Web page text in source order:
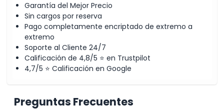
Exclusiones
Horario de Apertura
Ubicación
Cómo Canjear
Garantía del Mejor Precio
Sin cargos por reserva
Pago completamente encriptado de extremo a
extremo
Soporte al Cliente 24/7
Calificación de 4,8/5 ⭐ en Trustpilot
4,7/5 ⭐ Calificación en Google
Preguntas Frecuentes